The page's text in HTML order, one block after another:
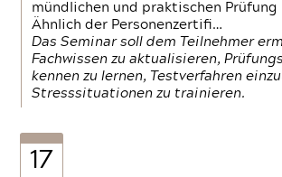
mündlichen und praktischen Prüfung
Ähnlich der Personenzertifi…
Das Seminar soll dem Teilnehmer
Fachwissen zu aktualisieren,
kennen zu lernen, Testverfahren
Stresssituationen zu trainieren.
17